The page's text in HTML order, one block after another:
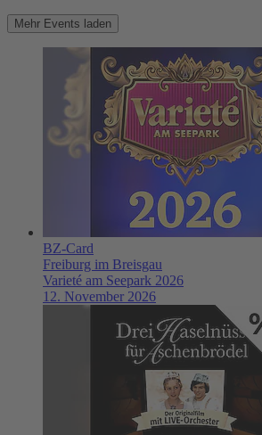
Mehr Events laden
BZ-Card
Freiburg im Breisgau
Varieté am Seepark 2026
12. November 2026